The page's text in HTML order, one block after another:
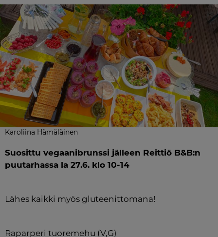
Karoliina Hämäläinen
Suosittu vegaanibrunssi jälleen Reittiö B&B:n
puutarhassa la 27.6. klo 10-14
Lähes kaikki myös gluteenittomana!
Raparperi tuoremehu (V,G)